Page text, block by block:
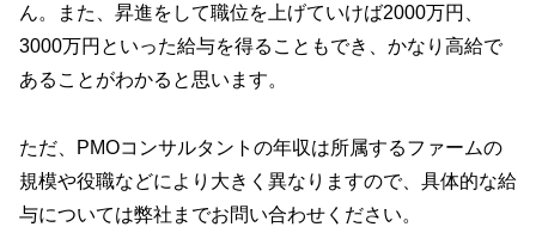
ん。また、昇進をして職位を上げていけば2000万円、
3000万円といった給与を得ることもでき、かなり高給で
あることがわかると思います。
ただ、PMOコンサルタントの年収は所属するファームの
規模や役職などにより大きく異なりますので、具体的な給
与については弊社までお問い合わせください。